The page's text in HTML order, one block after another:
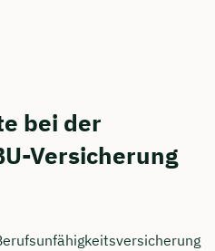
bei der
Versicherung